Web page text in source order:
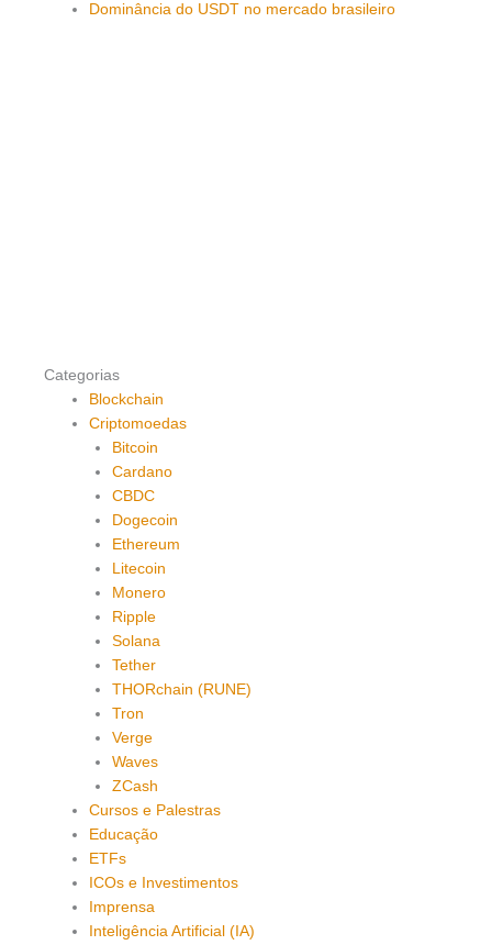
Dominância do USDT no mercado brasileiro
Categorias
Blockchain
Criptomoedas
Bitcoin
Cardano
CBDC
Dogecoin
Ethereum
Litecoin
Monero
Ripple
Solana
Tether
THORchain (RUNE)
Tron
Verge
Waves
ZCash
Cursos e Palestras
Educação
ETFs
ICOs e Investimentos
Imprensa
Inteligência Artificial (IA)